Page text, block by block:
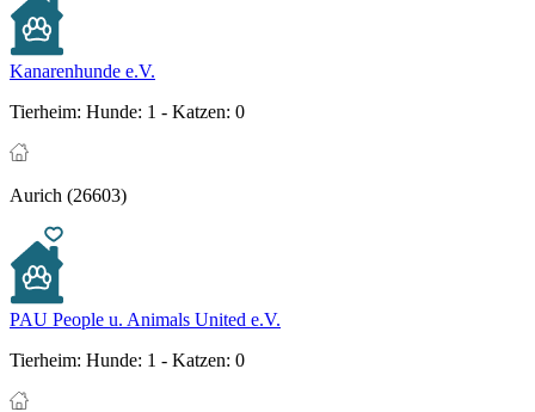
Kanarenhunde e.V.
Tierheim: Hunde: 1 - Katzen: 0
Aurich (26603)
PAU People u. Animals United e.V.
Tierheim: Hunde: 1 - Katzen: 0